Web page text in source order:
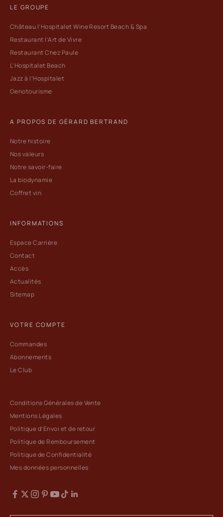
LE GROUPE
Château l’Hospitalet Wine Resort Beach & Spa
Restaurant l’Art de Vivre
Restaurant Chez Paule
L'Hospitalet Beach
Jazz à l’Hospitalet
Oenotourisme
A PROPOS DE GÉRARD BERTRAND
Notre histoire
Nos valeurs
Notre savoir-faire
La biodynamie
Coffret vin
INFORMATIONS
Espace Carrière
Contact
Accès
Actualités
Sitemap
VOTRE COMPTE
Commandes
Abonnements
Le Club
Conditions Générales de Vente
Mentions Légales
Politique d'Envoi et de retour
Politique de Remboursement
Politique de Confidentialité
Mes données personnelles